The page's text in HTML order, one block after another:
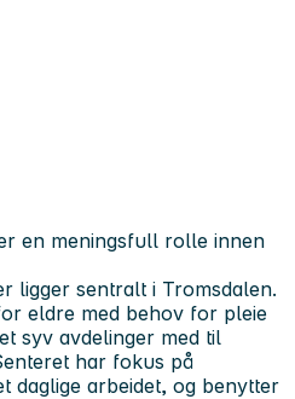
en meningsfull rolle innen
ligger sentralt i Tromsdalen.
eldre med behov for pleie
syv avdelinger med til
har fokus på
daglige arbeidet, og benytter